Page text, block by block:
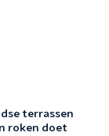
terrassen
roken doet